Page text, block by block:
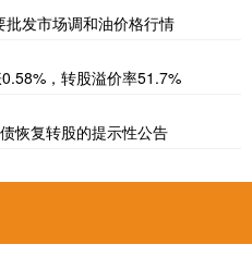
发市场调和油价格行情
，转股溢价率51.7%
恢复转股的提示性公告